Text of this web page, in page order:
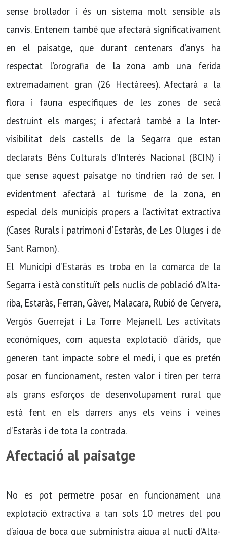
sense brollador i és un sistema molt sensible als
canvis. Entenem també que afectarà significativament
en el paisatge, que durant centenars d’anys ha
respectat l’orografia de la zona amb una ferida
extremadament gran (26 Hectàrees). Afectarà a la
flora i fauna específiques de les zones de secà
destruint els marges; i afectarà també a la Inter-
visibilitat dels castells de la Segarra que estan
declarats Béns Culturals d’Interès Nacional (BCIN) i
que sense aquest paisatge no tindrien raó de ser. I
evidentment afectarà al turisme de la zona, en
especial dels municipis propers a l’activitat extractiva
(Cases Rurals i patrimoni d’Estaràs, de Les Oluges i de
Sant Ramon).
El Municipi d’Estaràs es troba en la comarca de la
Segarra i està constituït pels nuclis de població d’Alta-
riba, Estaràs, Ferran, Gàver, Malacara, Rubió de Cervera,
Vergós Guerrejat i La Torre Mejanell. Les activitats
econòmiques, com aquesta explotació d’àrids, que
generen tant impacte sobre el medi, i que es pretén
posar en funcionament, resten valor i tiren per terra
als grans esforços de desenvolupament rural que
està fent en els darrers anys els veïns i veïnes
d’Estaràs i de tota la contrada.
Afectació al paisatge
No es pot permetre posar en funcionament una
explotació extractiva a tan sols 10 metres del pou
d’aigua de boca que subministra aigua al nucli d’Alta-